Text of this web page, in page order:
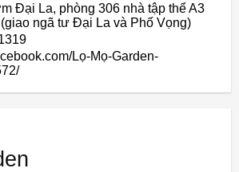
Đại La, phòng 306 nhà tập thể A3
ngã tư Đại La và Phố Vọng)
Lọ-Mọ-Garden-